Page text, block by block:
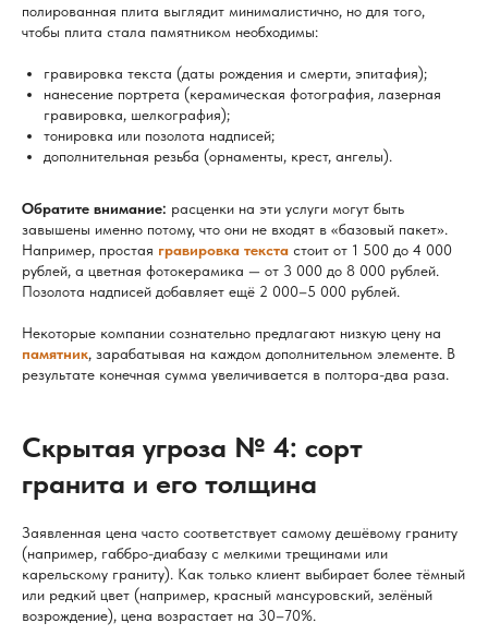
полированная плита выглядит минималистично, но для того,
чтобы плита стала памятником необходимы:
гравировка текста (даты рождения и смерти, эпитафия);
нанесение портрета (керамическая фотография, лазерная
гравировка, шелкография);
тонировка или позолота надписей;
дополнительная резьба (орнаменты, крест, ангелы).
Обратите внимание: расценки на эти услуги могут быть
завышены именно потому, что они не входят в «базовый пакет».
Например, простая гравировка текста стоит от 1 500 до 4 000
рублей, а цветная фотокерамика — от 3 000 до 8 000 рублей.
Позолота надписей добавляет ещё 2 000–5 000 рублей.
Некоторые компании сознательно предлагают низкую цену на
памятник, зарабатывая на каждом дополнительном элементе. В
результате конечная сумма увеличивается в полтора-два раза.
Скрытая угроза № 4: сорт
гранита и его толщина
Заявленная цена часто соответствует самому дешёвому граниту
(например, габбро-диабазу с мелкими трещинами или
карельскому граниту). Как только клиент выбирает более тёмный
или редкий цвет (например, красный мансуровский, зелёный
возрождение), цена возрастает на 30–70%.